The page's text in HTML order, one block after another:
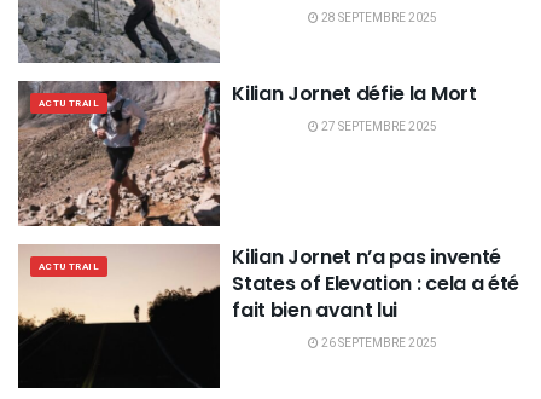
28 SEPTEMBRE 2025
ACTU TRAIL Kilian Jornet défie la Mort
27 SEPTEMBRE 2025
ACTU TRAIL
Kilian Jornet n’a pas inventé
States of Elevation : cela a été
fait bien avant lui
26 SEPTEMBRE 2025